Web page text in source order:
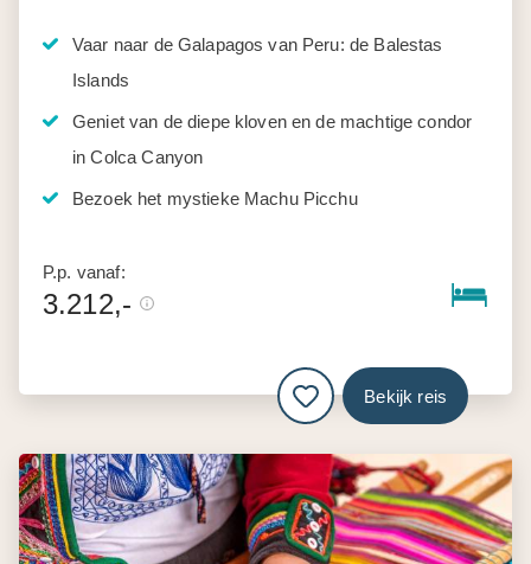
Vaar naar de Galapagos van Peru: de Balestas
Islands
Geniet van de diepe kloven en de machtige condor
in Colca Canyon
Bezoek het mystieke Machu Picchu
P.p. vanaf:
3.212,-
Bekijk reis